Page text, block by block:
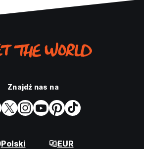
Znajdź nas na
Polski EUR